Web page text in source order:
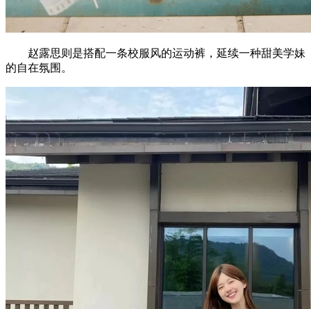
赵露思则是搭配一条校服风的运动裤，延续一种甜美学妹
的自在氛围。